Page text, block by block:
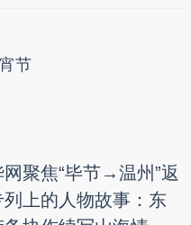
节
网聚焦“毕节→温州”返
列上的人物故事：东